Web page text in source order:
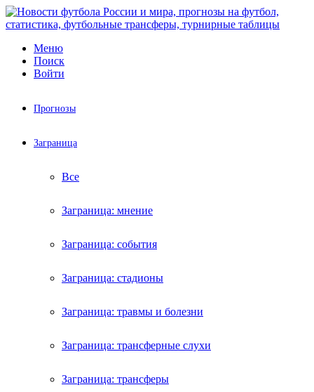
Меню
Поиск
Войти
Прогнозы
Заграница
Все
Заграница: мнение
Заграница: события
Заграница: стадионы
Заграница: травмы и болезни
Заграница: трансферные слухи
Заграница: трансферы